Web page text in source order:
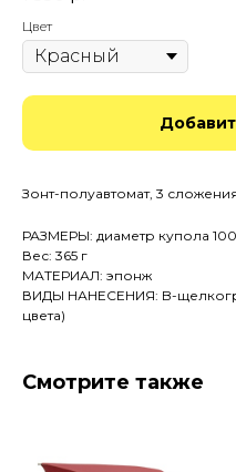
Цвет
Зонт-полуавтомат, 3
РАЗМЕРЫ: диаметр купола
Вес: 365 г
МАТЕРИАЛ: эпонж
ВИДЫ НАНЕСЕНИЯ: B-
цвета)
Смотрите также